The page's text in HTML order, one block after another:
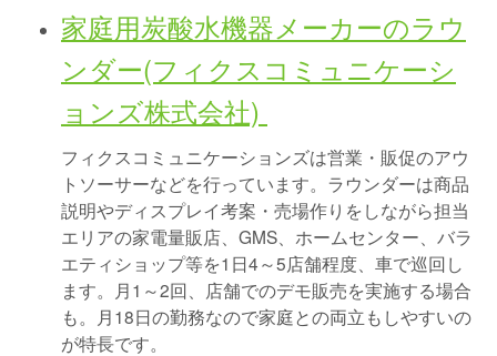
家庭用炭酸水機器メーカーのラウ
ンダー(フィクスコミュニケーシ
ョンズ株式会社)
フィクスコミュニケーションズは営業・販促のアウ
トソーサーなどを行っています。ラウンダーは商品
説明やディスプレイ考案・売場作りをしながら担当
エリアの家電量販店、GMS、ホームセンター、バラ
エティショップ等を1日4～5店舗程度、車で巡回し
ます。月1～2回、店舗でのデモ販売を実施する場合
も。月18日の勤務なので家庭との両立もしやすいの
が特長です。